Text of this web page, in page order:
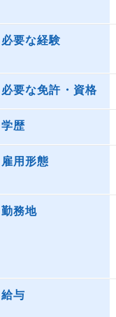
必要な経験
必要な免許・資格
学歴
雇用形態
勤務地
給与